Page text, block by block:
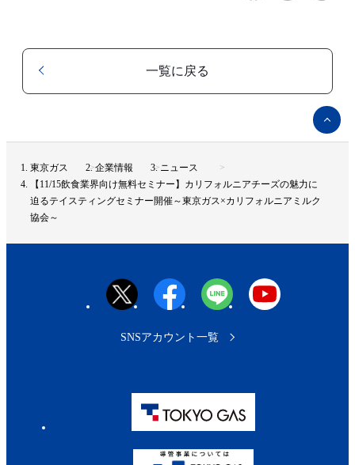
一覧に戻る
ペ
ー
ジ
ッ
プ
東京ガス 企業情報
ニュース
【11/15飲食業界向け無料セミナー】カリフォルニアチーズの魅力に
迫るテイスティングセミナー開催～東京ガス×カリフォルニアミルク
協会～
SNSアカウント一覧